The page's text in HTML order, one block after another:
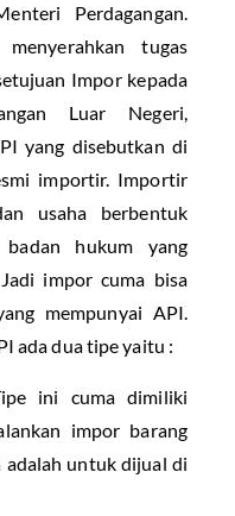
Perdagangan.
tugas
Impor kepada
Luar Negeri,
yang disebutkan di
importir. Importir
usaha berbentuk
hukum yang
impor cuma bisa
mempunyai API.
ada dua tipe yaitu :
ini cuma dimiliki
impor barang
untuk dijual di